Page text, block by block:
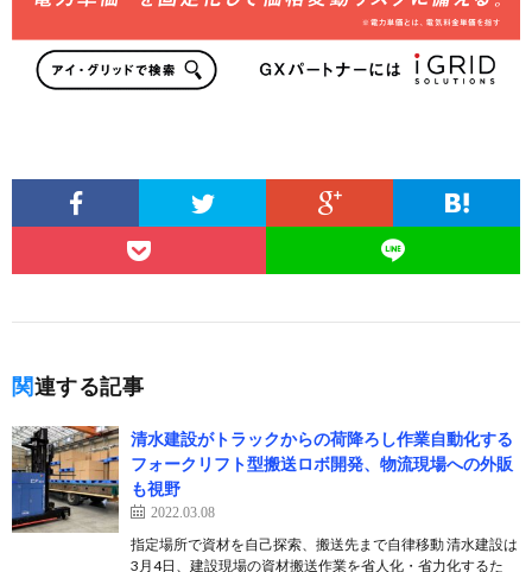
関連する記事
清水建設がトラックからの荷降ろし作業自動化する
フォークリフト型搬送ロボ開発、物流現場への外販
も視野
2022.03.08
指定場所で資材を自己探索、搬送先まで自律移動 清水建設は
3月4日、建設現場の資材搬送作業を省人化・省力化するた